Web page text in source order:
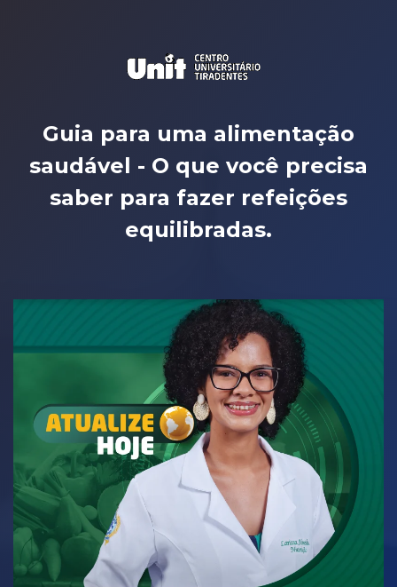
Guia para uma alimentação
saudável - O que você precisa
saber para fazer refeições
equilibradas.